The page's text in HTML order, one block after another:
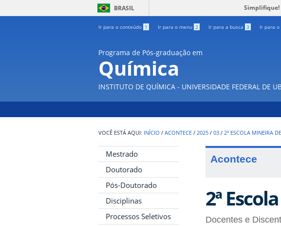
BRASIL Simplifique!
Ir para o conteúdo 1 Ir para o menu 2 Ir para a busca 3 Ir para o
Programa de Pós-graduação em
Química
INSTITUTO DE QUÍMICA - UNIVERSIDADE FEDERAL DE
INÍCIO / ACONTECE / 2025 / 03 / 2ª ESCOLA MINEIRA
Mestrado
Doutorado
Pós-Doutorado
Disciplinas
Processos Seletivos
Acontece
2ª
Docentes e